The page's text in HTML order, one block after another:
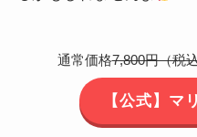
通常価格7,800円（税
【公式】マ